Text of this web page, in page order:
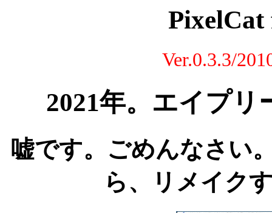
PixelCat
Ver.0.3.3/
2021年。エイプ
嘘です。ごめんなさい
ら、リメイク